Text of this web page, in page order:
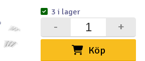
Köp
+
-
3 i lager